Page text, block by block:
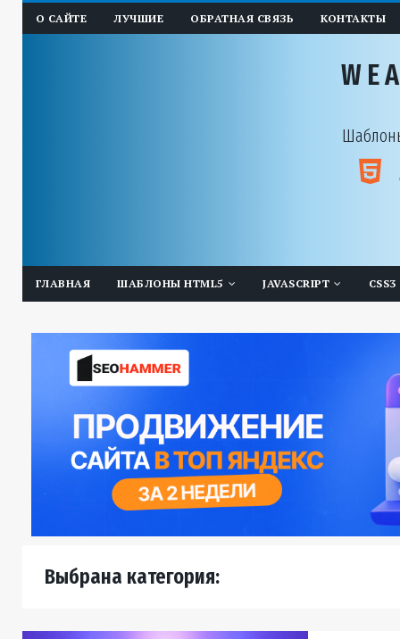
О САЙТЕ ЛУЧШИЕ ОБРАТНАЯ СВЯЗЬ КОНТАКТЫ
ГЛАВНАЯ ШАБЛОНЫ HTML5 JAVASCRIPT CSS3
Выбрана категория: